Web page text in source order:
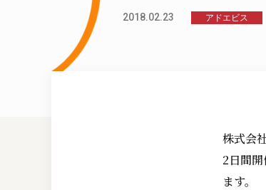
2018.02.23 アドエビス
株式会
2日間
ます。